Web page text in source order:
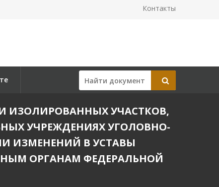
Контакты
ИЗОЛИРОВАННЫХ УЧАСТКОВ,
УЧРЕЖДЕНИЯХ УГОЛОВНО-
ИЗМЕНЕНИЙ В УСТАВЫ
ОРГАНАМ ФЕДЕРАЛЬНОЙ